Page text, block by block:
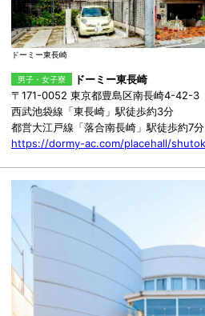
ドーミー東長崎
男子・女子寮
ドーミー東長崎
〒171-0052 東京都豊島区南長崎4-42-3
西武池袋線「東長崎」駅徒歩約3分
都営大江戸線「落合南長崎」駅徒歩約7分
https://dormy-ac.com/placehall/